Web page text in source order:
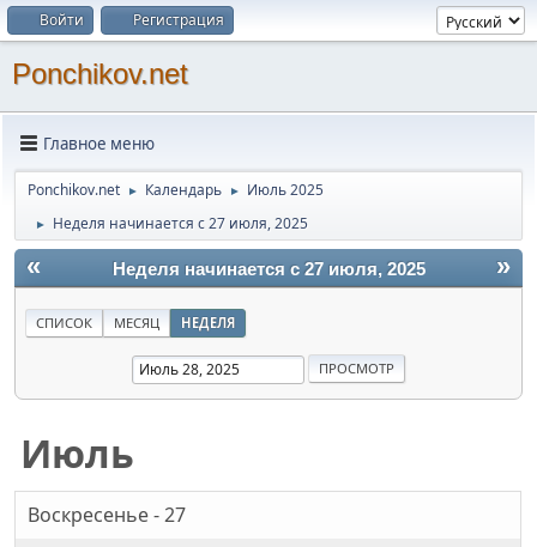
Войти Регистрация
Ponchikov.net
Главное меню
Ponchikov.net ► Календарь ► Июль 2025
► Неделя начинается с 27 июля, 2025
« »
Неделя начинается с 27 июля, 2025
СПИСОК МЕСЯЦ НЕДЕЛЯ
Июль
Воскресенье - 27